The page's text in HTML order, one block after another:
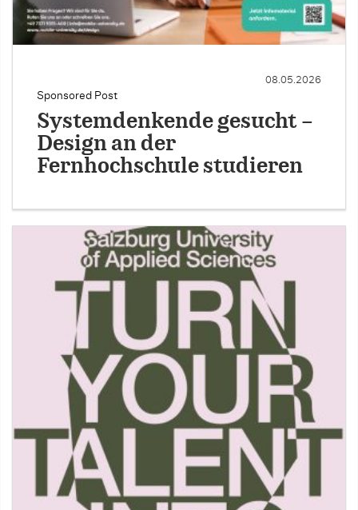
Sponsored Post
08.05.2026
Systemdenkende gesucht –
Design an der
Fernhochschule studieren